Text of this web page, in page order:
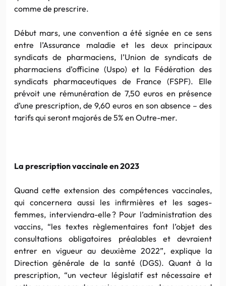
comme de prescrire.
Début mars, une convention a été signée en ce sens
entre l’Assurance maladie et les deux principaux
syndicats de pharmaciens, l’Union de syndicats de
pharmaciens d’officine (Uspo) et la Fédération des
syndicats pharmaceutiques de France (FSPF). Elle
prévoit une rémunération de 7,50 euros en présence
d’une prescription, de 9,60 euros en son absence – des
tarifs qui seront majorés de 5% en Outre-mer.
La prescription vaccinale en 2023
Quand cette extension des compétences vaccinales,
qui concernera aussi les infirmières et les sages-
femmes, interviendra-elle ? Pour l’administration des
vaccins, “les textes règlementaires font l’objet des
consultations obligatoires préalables et devraient
entrer en vigueur au deuxième 2022”, explique la
Direction générale de la santé (DGS). Quant à la
prescription, “un vecteur législatif est nécessaire et